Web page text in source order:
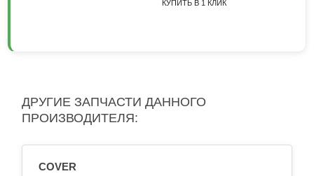
КУПИТЬ В 1 КЛИК
ДРУГИЕ ЗАПЧАСТИ ДАННОГО
ПРОИЗВОДИТЕЛЯ:
COVER